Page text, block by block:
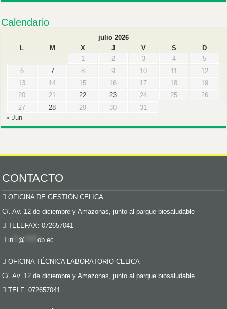
Calendario
julio 2026
L
M X J V S
D
1
2 3 4
5
6
7 8 9 10 11
12
13
14 15 16 17 18
19
20
21 22 23 24 25
26
27
28 29 30
31
« Jun
CONTACTO
OFICINA DE GESTIÓN CELICA
C/. Av. 12 de diciembre y Amazonas, junto al parque biosaludable
TELEFAX: 072657041
in
@ *****ob.ec
OFICINA TÉCNICA LABORATORIO CELICA
C/. Av. 12 de diciembre y Amazonas, junto al parque biosaludable
TELF: 072657041